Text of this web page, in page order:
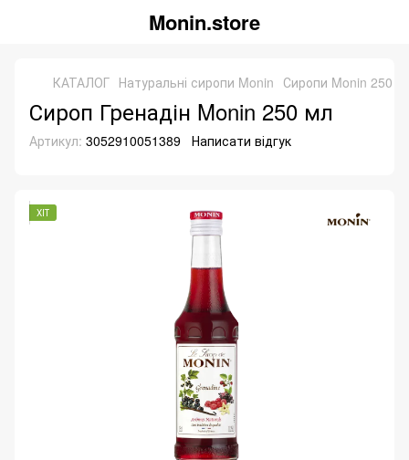
Monin.store
КАТАЛОГ Натуральні сиропи Monin Сиропи Monin 250
Сироп Гренадін Monin 250 мл
Артикул: 3052910051389 Написати відгук
ХІТ